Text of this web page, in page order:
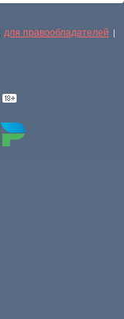
для правообладателей |